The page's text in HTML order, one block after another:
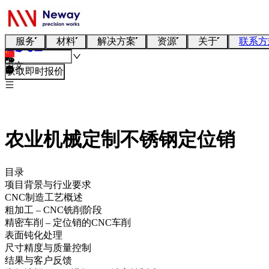
服务 材料 解决方案 资源 关于 联系
中文
获取即时报价
农业机械定制不锈钢定位销
目录
项目背景与行业要求
CNC制造工艺概述
粗加工 – CNC铣削阶段
精密车削 – 定位销的CNC车削
表面钝化处理
尺寸精度与质量控制
结果与客户反馈